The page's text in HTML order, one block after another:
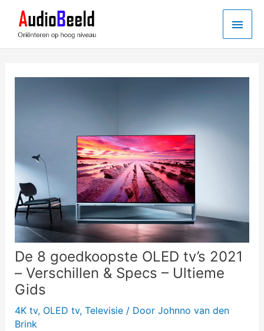
De 8 goedkoopste OLED tv’s 2021
– Verschillen & Specs – Ultieme
Gids
4K tv, OLED tv, Televisie/ Door Johnno van den
Brink